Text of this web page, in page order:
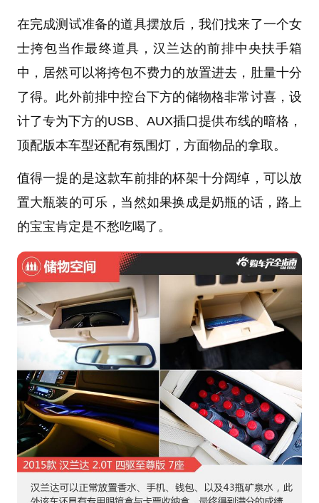
在完成测试准备的道具摆放后，我们找来了一个女
士挎包当作最终道具，汉兰达的前排中央扶手箱
中，居然可以将挎包不费力的放置进去，肚量十分
了得。此外前排中控台下方的储物格非常讨喜，设
计了专为下方的USB、AUX插口提供布线的暗格，
顶配版本车型还配有氛围灯，方面物品的拿取。
值得一提的是这款车前排的杯架十分阔绰，可以放
置大瓶装的可乐，当然如果换成是奶瓶的话，路上
的宝宝肯定是不愁吃喝了。